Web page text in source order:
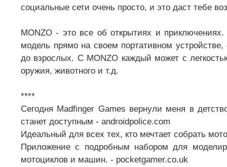
социальные сети очень просто, и это даст тебе
MONZO - это все об открытиях и
модель прямо на своем портативном
до взрослых. С MONZO каждый может с
оружия, животного и т.д.
****
Сегодня Madfinger Games вернули меня в
станет доступным - androidpolice.com
Идеальный для всех тех, кто мечтает собрать
Приложение с подробным набором для
мотоциклов и машин. - pocketgamer.co.uk